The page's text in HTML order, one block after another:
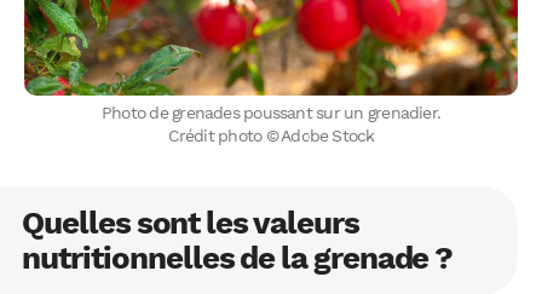
Photo de grenades poussant sur un grenadier.
Crédit photo © Adobe Stock
Quelles sont les valeurs
nutritionnelles de la grenade ?